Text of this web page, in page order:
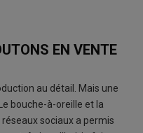
EN VENTE
au détail. Mais une
bouche-à-oreille et la
sociaux a permis